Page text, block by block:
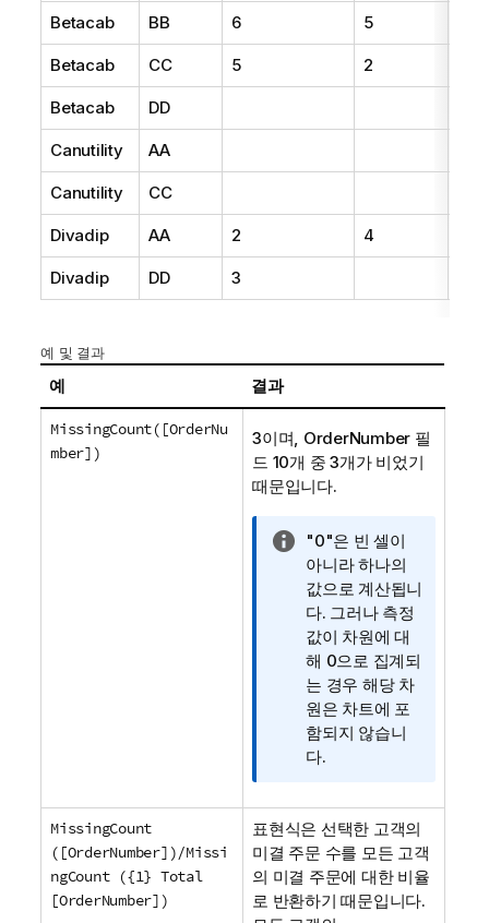
Betacab BB 6 5
Betacab CC 5 2
Betacab DD
Canutility AA
Canutility CC
Divadip AA 2 4
Divadip DD 3
예 및 결과
예 결과
MissingCount([OrderNu
mber])
3이며, OrderNumber 필
드 10개 중 3개가 비었기
때문입니다.
정
보
메
모
"0"은 빈 셀이
아니라 하나의
값으로 계산됩니
다. 그러나 측정
값이 차원에 대
해 0으로 집계되
는 경우 해당 차
원은 차트에 포
함되지 않습니
다.
MissingCount
([OrderNumber])/Missi
ngCount ({1} Total
[OrderNumber])
표현식은 선택한 고객의
미결 주문 수를 모든 고객
의 미결 주문에 대한 비율
로 반환하기 때문입니다.